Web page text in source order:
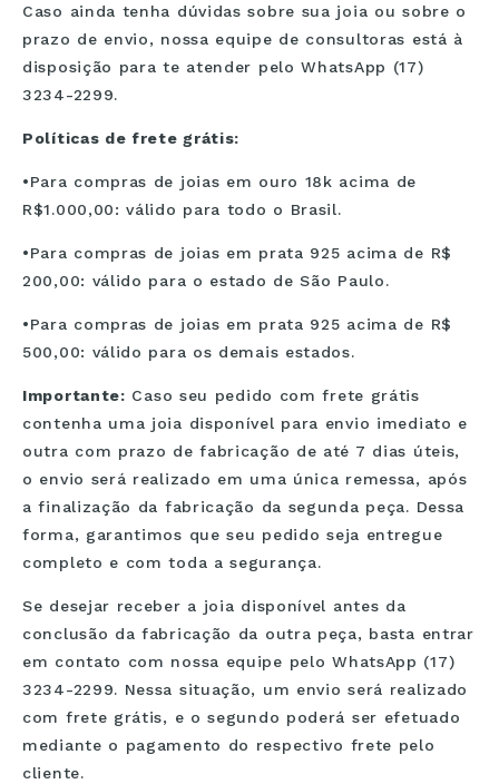
Caso ainda tenha dúvidas sobre sua joia ou sobre o
prazo de envio, nossa equipe de consultoras está à
disposição para te atender pelo WhatsApp (17)
3234-2299.
Políticas de frete grátis:
•Para compras de joias em ouro 18k acima de
R$1.000,00: válido para todo o Brasil.
•Para compras de joias em prata 925 acima de R$
200,00: válido para o estado de São Paulo.
•Para compras de joias em prata 925 acima de R$
500,00: válido para os demais estados.
Importante: Caso seu pedido com frete grátis
contenha uma joia disponível para envio imediato e
outra com prazo de fabricação de até 7 dias úteis,
o envio será realizado em uma única remessa, após
a finalização da fabricação da segunda peça. Dessa
forma, garantimos que seu pedido seja entregue
completo e com toda a segurança.
Se desejar receber a joia disponível antes da
conclusão da fabricação da outra peça, basta entrar
em contato com nossa equipe pelo WhatsApp (17)
3234-2299. Nessa situação, um envio será realizado
com frete grátis, e o segundo poderá ser efetuado
mediante o pagamento do respectivo frete pelo
cliente.